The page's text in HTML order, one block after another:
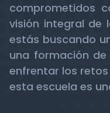
comprometidos
visión integral de
estás buscando
una formación
enfrentar los
esta escuela es